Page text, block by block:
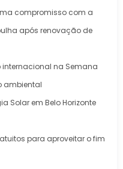
compromisso com a
após renovação de
internacional na Semana
ambiental
Solar em Belo Horizonte
para aproveitar o fim